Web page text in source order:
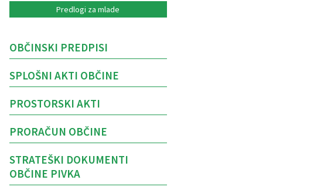
Predlogi za mlade
OBČINSKI PREDPISI
SPLOŠNI AKTI OBČINE
PROSTORSKI AKTI
PRORAČUN OBČINE
STRATEŠKI DOKUMENTI
OBČINE PIVKA